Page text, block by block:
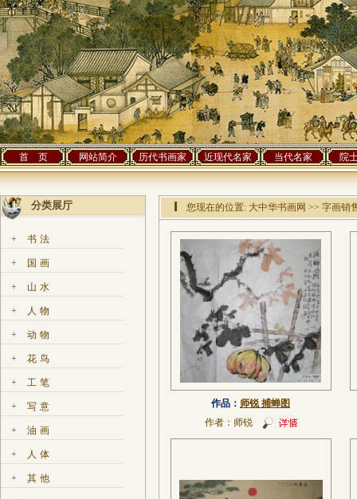
首 页 网站简介 历代书画家 近现代名家 当代名家 院
分类展厅
+ 书法
+ 国画
+ 山水
+ 人物
+ 动物
+ 花鸟
+ 工笔
+ 写意
+ 油画
+ 人体
+ 其他
您现在的位置: 大中华书画网 >> 字画销
作品： 师锐 捕蝉图
作者： 师锐